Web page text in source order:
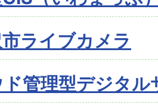
ライブカメラ
管理型デジタル